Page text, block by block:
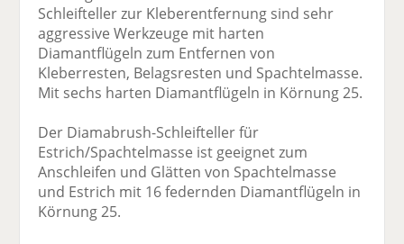
Schleifteller zur Kleberentfernung sind sehr
aggressive Werkzeuge mit harten
Diamantflügeln zum Entfernen von
Kleberresten, Belagsresten und Spachtelmasse.
Mit sechs harten Diamantflügeln in Körnung 25.
Der Diamabrush-Schleifteller für
Estrich/Spachtelmasse ist geeignet zum
Anschleifen und Glätten von Spachtelmasse
und Estrich mit 16 federnden Diamantflügeln in
Körnung 25.